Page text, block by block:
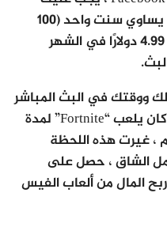
إعطاء “النجوم” للاعبين ، و عادة يساوي سنت واحد (100
نجمة = 0.1 دولار). أو يمكنك دفع 4.99 دولارًا في الشهر
ووقتك في البث المباشر
على Facebook ، فأحد اللاعبين كان يلعب “Fortnite” لمدة
، غيرت هذه اللحظة
العمل الشاق ، حصل على
ربح المال من ألعاب الفيس